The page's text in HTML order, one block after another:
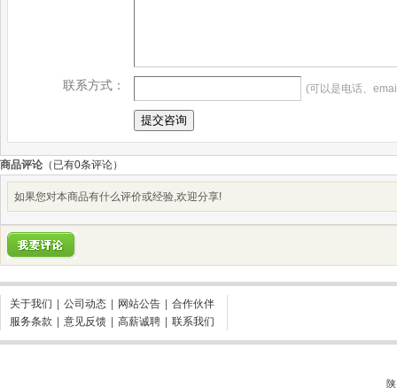
联系方式： (可以是电话、
商品评论 （已有0条评论）
如果您对本商品有什么评价或经验,欢迎分享!
关于我们 公司动态 网站公告
合作伙伴
服务条款
意见反馈 高薪诚聘 联系我们